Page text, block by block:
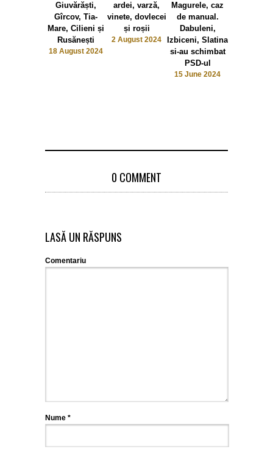
Giuvărăști,
Gîrcov, Tia-
Mare, Cilieni și
Rusănești
18 August 2024
ardei, varză,
vinete, dovlecei
și roșii
2 August 2024
Magurele, caz
de manual.
Dabuleni,
Izbiceni, Slatina
si-au schimbat
PSD-ul
15 June 2024
0 COMMENT
LASĂ UN RĂSPUNS
Comentariu
Nume *